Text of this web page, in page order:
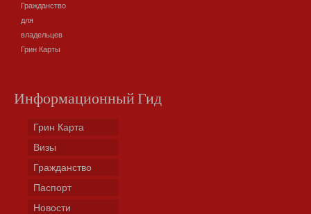
Гражданство
для
владельцев
Грин Карты
Информационный Гид
Грин Карта
Визы
Гражданство
Паспорт
Новости